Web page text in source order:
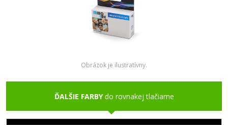
Obrázok je ilustratívny.
ĎALŠIE FARBYdo rovnakej tlačiarne